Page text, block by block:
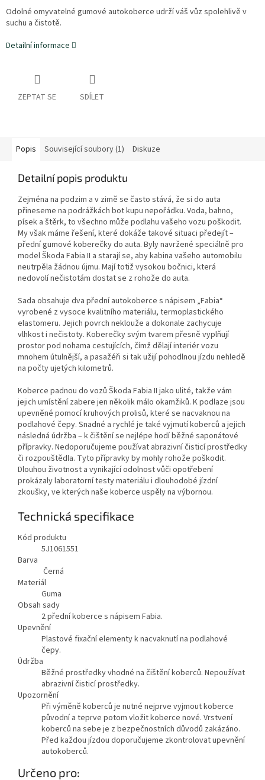
Odolné omyvatelné gumové autokoberce udrží váš vůz spolehlivě v
suchu a čistotě.
Detailní informace
ZEPTAT SE SDÍLET
Popis Související soubory (1) Diskuze
Detailní popis produktu
Zejména na podzim a v zimě se často stává, že si do auta
přineseme na podrážkách bot kupu nepořádku. Voda, bahno,
písek a štěrk, to všechno může podlahu vašeho vozu poškodit.
My však máme řešení, které dokáže takové situaci předejít –
přední gumové koberečky do auta. Byly navržené speciálně pro
model Škoda Fabia II a starají se, aby kabina vašeho automobilu
neutrpěla žádnou újmu. Mají totiž vysokou bočnici, která
nedovolí nečistotám dostat se z rohože do auta.
Sada obsahuje dva přední autokoberce s nápisem „Fabia“
vyrobené z vysoce kvalitního materiálu, termoplastického
elastomeru. Jejich povrch neklouže a dokonale zachycuje
vlhkost i nečistoty. Koberečky svým tvarem přesně vyplňují
prostor pod nohama cestujících, čímž dělají interiér vozu
mnohem útulnější, a pasažéři si tak užijí pohodlnou jízdu nehledě
na počty ujetých kilometrů.
Koberce padnou do vozů Škoda Fabia II jako ulité, takže vám
jejich umístění zabere jen několik málo okamžiků. K podlaze jsou
upevněné pomocí kruhových prolisů, které se nacvaknou na
podlahové čepy. Snadné a rychlé je také vyjmutí koberců a jejich
následná údržba – k čištění se nejlépe hodí běžné saponátové
přípravky. Nedoporučujeme používat abrazivní čisticí prostředky
či rozpouštědla. Tyto přípravky by mohly rohože poškodit.
Dlouhou životnost a vynikající odolnost vůči opotřebení
prokázaly laboratorní testy materiálu i dlouhodobé jízdní
zkoušky, ve kterých naše koberce uspěly na výbornou.
Technická specifikace
Kód produktu
5J1061551
Barva
Černá
Materiál
Guma
Obsah sady
2 přední koberce s nápisem Fabia.
Upevnění
Plastové fixační elementy k nacvaknutí na podlahové
čepy.
Údržba
Běžné prostředky vhodné na čištění koberců. Nepoužívat
abrazivní čisticí prostředky.
Upozornění
Při výměně koberců je nutné nejprve vyjmout koberce
původní a teprve potom vložit koberce nové. Vrstvení
koberců na sebe je z bezpečnostních důvodů zakázáno.
Před každou jízdou doporučujeme zkontrolovat upevnění
autokoberců.
Určeno pro: